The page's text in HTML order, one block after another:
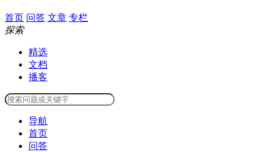
首页 问答 文章 专栏
探索
精选
文档
播客
导航
首页
问答